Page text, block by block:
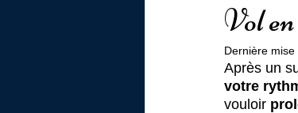
Vol
Dernière mise
Après un
votre
vouloir